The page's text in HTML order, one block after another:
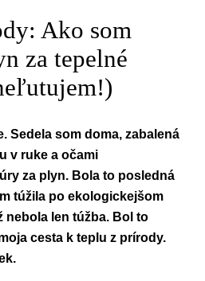
Ako som
za tepelné
Sedela som doma, zabalená
v ruke a očami
za plyn. Bola to posledná
túžila po ekologickejšom
nebola len túžba. Bol to
cesta k teplu z prírody.